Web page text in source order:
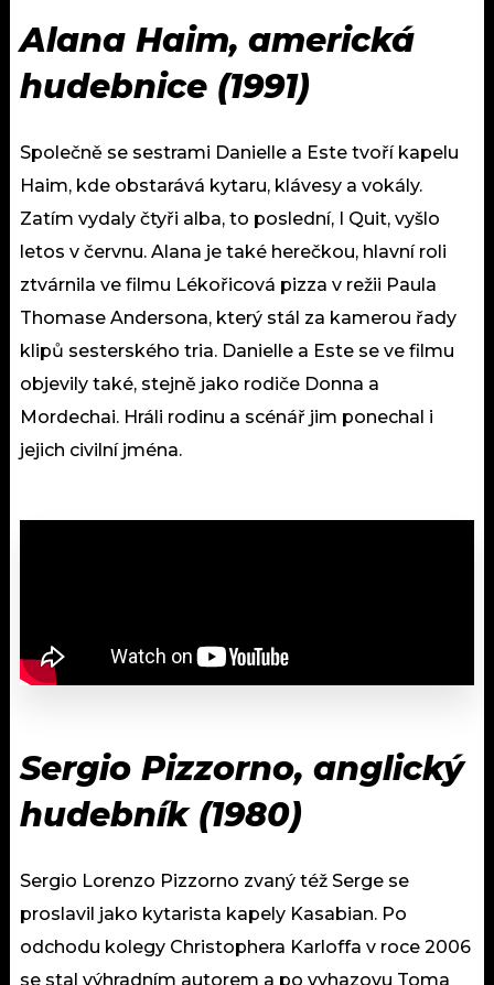
Alana Haim, americká
hudebnice (1991)
Společně se sestrami Danielle a Este tvoří kapelu
Haim, kde obstarává kytaru, klávesy a vokály.
Zatím vydaly čtyři alba, to poslední, I Quit, vyšlo
letos v červnu. Alana je také herečkou, hlavní roli
ztvárnila ve filmu Lékořicová pizza v režii Paula
Thomase Andersona, který stál za kamerou řady
klipů sesterského tria. Danielle a Este se ve filmu
objevily také, stejně jako rodiče Donna a
Mordechai. Hráli rodinu a scénář jim ponechal i
jejich civilní jména.
Sergio Pizzorno, anglický
hudebník (1980)
Sergio Lorenzo Pizzorno zvaný též Serge se
proslavil jako kytarista kapely Kasabian. Po
odchodu kolegy Christophera Karloffa v roce 2006
se stal výhradním autorem a po vyhazovu Toma